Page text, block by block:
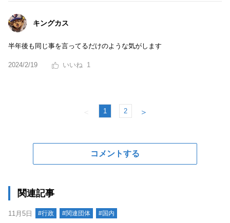
キングカス
半年後も同じ事を言ってるだけのような気がします
2024/2/19 1
＜ 1 2 ＞
コメントする
関連記事
11月5日 #行政 #関連団体 #国内